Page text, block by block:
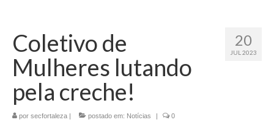
20
JUL 2023
Coletivo de
Mulheres lutando
pela creche!
por secfortaleza | postado em: Notícias | 0